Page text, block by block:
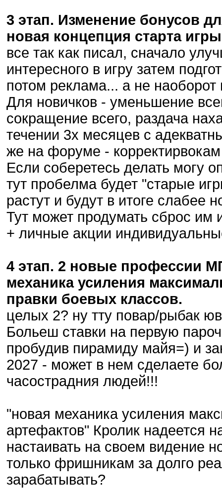
3 этап. Изменение бонусов
новая концепция старта
все так как писал, сначало
интересного в игру затем
потом реклама... а не наоборот
Для новичков - уменьшение
сокращение всего, раздача
течении 3х месяцев с
же на форуме - корректирвокам
Если соберетесь делать могу
тут пробелма будет "старые
растут и будут в итоге слабее
Тут может продумать сброс
+ личные акции
4 этап. 2 новые профессии
механика усиления
правки боевых классов.
целых 2? ну тту повар/рыбак
Больеш ставки на первую
пробудив пирамиду майя=) и
2027 - может в нем сделаете
часострадния людей!!!
"новая механика усиления
артефактов" Кролик надеется
настаивать на своем видение
только фришникам за долго
зарабатывать?